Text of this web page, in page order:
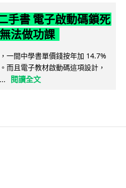
手書 電子啟動碼鎖死
法做功課
一間中學書單價錢按年加 14.7%
而且電子教材啟動碼這項設計，
閱讀全文